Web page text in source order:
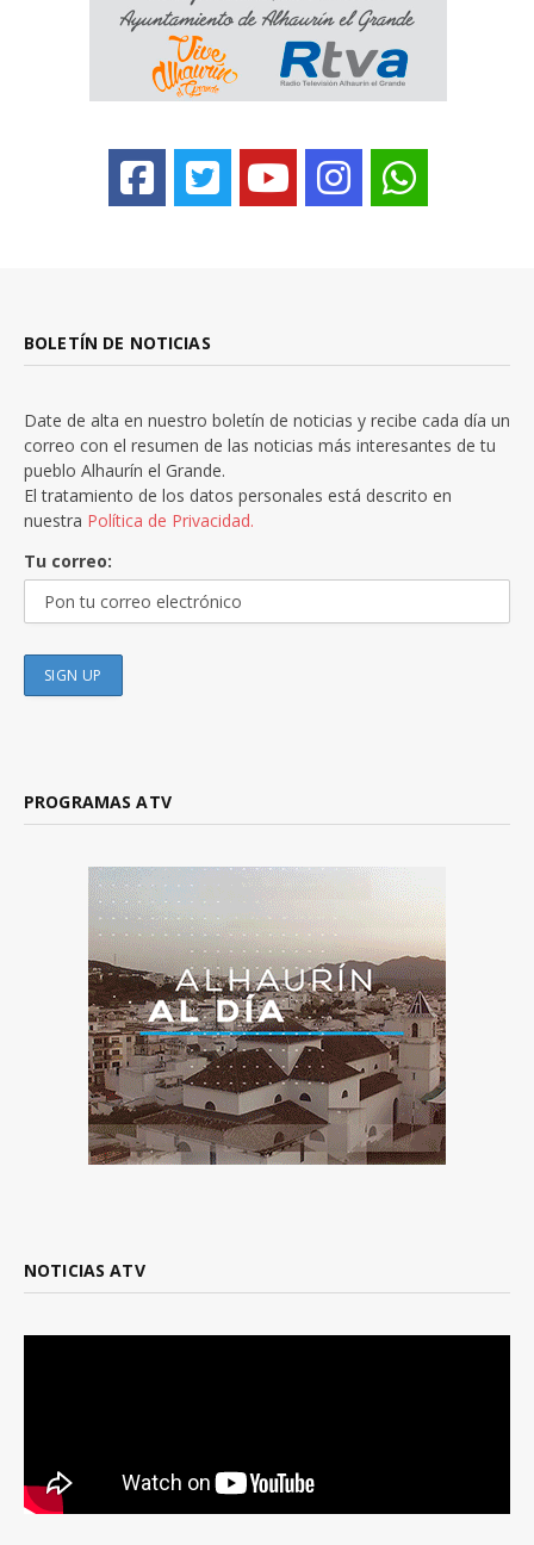
BOLETÍN DE NOTICIAS
Date de alta en nuestro boletín de noticias y recibe cada día un
correo con el resumen de las noticias más interesantes de tu
pueblo Alhaurín el Grande.
El tratamiento de los datos personales está descrito en
nuestra Política de Privacidad.
Tu correo:
PROGRAMAS ATV
NOTICIAS ATV